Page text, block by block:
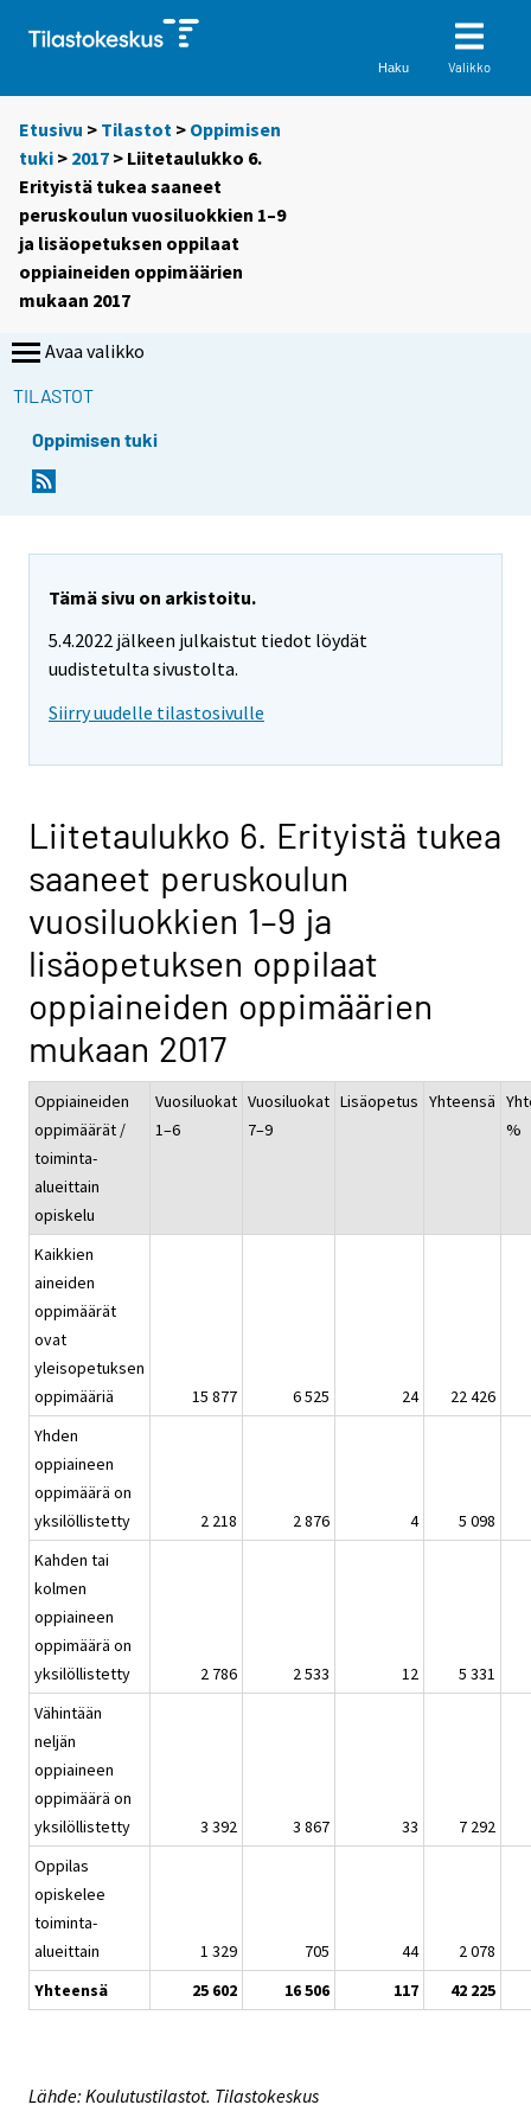
Haku Valikko
Etusivu > Tilastot > Oppimisen
tuki > 2017 > Liitetaulukko 6.
Erityistä tukea saaneet
peruskoulun vuosiluokkien 1–9
ja lisäopetuksen oppilaat
oppiaineiden oppimäärien
mukaan 2017
Avaa valikko
TILASTOT
Oppimisen tuki
Tämä sivu on arkistoitu.
5.4.2022 jälkeen julkaistut tiedot löydät
uudistetulta sivustolta.
Siirry uudelle tilastosivulle
Liitetaulukko 6. Erityistä tukea
saaneet peruskoulun
vuosiluokkien 1–9 ja
lisäopetuksen oppilaat
oppiaineiden oppimäärien
mukaan 2017
Oppiaineiden
oppimäärät /
toiminta-
alueittain
opiskelu
Vuosiluokat
1–6
Vuosiluokat
7–9
Lisäopetus Yhteensä
%
Kaikkien
aineiden
oppimäärät
ovat
yleisopetuksen
oppimääriä
15 877 6 525 24
22 426
Yhden
oppiaineen
oppimäärä on
yksilöllistetty
2 218 2 876 4
5 098
Kahden tai
kolmen
oppiaineen
oppimäärä on
yksilöllistetty
2 786 2 533 12
5 331
Vähintään
neljän
oppiaineen
oppimäärä on
yksilöllistetty
3 392 3 867 33
7 292
Oppilas
opiskelee
toiminta-
alueittain
1 329 705 44
2 078
Yhteensä
25 602 16 506 117 42 225
Lähde: Koulutustilastot. Tilastokeskus